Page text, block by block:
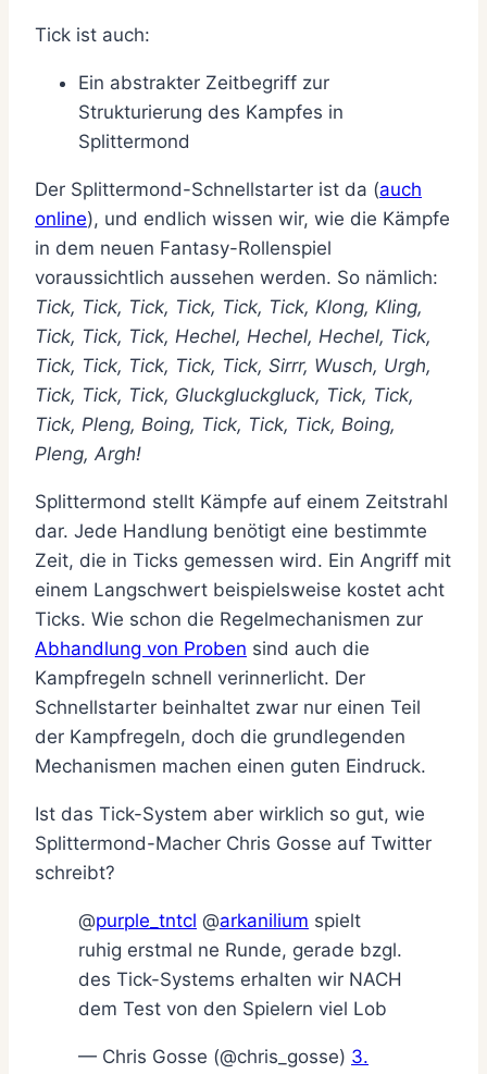
Tick ist auch:
Ein abstrakter Zeitbegriff zur
Strukturierung des Kampfes in
Splittermond
Der Splittermond-Schnellstarter ist da (auch
online), und endlich wissen wir, wie die Kämpfe
in dem neuen Fantasy-Rollenspiel
voraussichtlich aussehen werden. So nämlich:
Tick, Tick, Tick, Tick, Tick, Tick, Klong, Kling,
Tick, Tick, Tick, Hechel, Hechel, Hechel, Tick,
Tick, Tick, Tick, Tick, Tick, Sirrr, Wusch, Urgh,
Tick, Tick, Tick, Gluckgluckgluck, Tick, Tick,
Tick, Pleng, Boing, Tick, Tick, Tick, Boing,
Pleng, Argh!
Splittermond stellt Kämpfe auf einem Zeitstrahl
dar. Jede Handlung benötigt eine bestimmte
Zeit, die in Ticks gemessen wird. Ein Angriff mit
einem Langschwert beispielsweise kostet acht
Ticks. Wie schon die Regelmechanismen zur
Abhandlung von Proben sind auch die
Kampfregeln schnell verinnerlicht. Der
Schnellstarter beinhaltet zwar nur einen Teil
der Kampfregeln, doch die grundlegenden
Mechanismen machen einen guten Eindruck.
Ist das Tick-System aber wirklich so gut, wie
Splittermond-Macher Chris Gosse auf Twitter
schreibt?
@purple_tntcl @arkanilium spielt
ruhig erstmal ne Runde, gerade bzgl.
des Tick-Systems erhalten wir NACH
dem Test von den Spielern viel Lob
— Chris Gosse (@chris_gosse) 3.